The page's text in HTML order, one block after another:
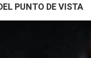
PUNTO DE VISTA